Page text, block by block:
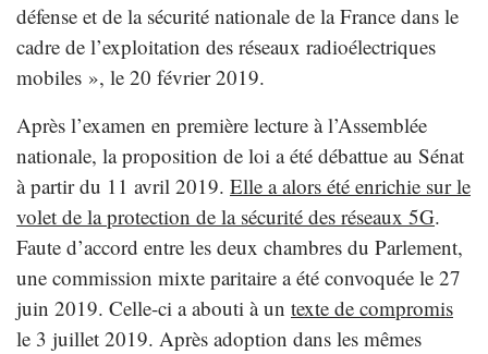
défense et de la sécurité nationale de la France dans le
cadre de l’exploitation des réseaux radioélectriques
mobiles », le 20 février 2019.
Après l’examen en première lecture à l’Assemblée
nationale, la proposition de loi a été débattue au Sénat
à partir du 11 avril 2019. Elle a alors été enrichie sur le
volet de la protection de la sécurité des réseaux 5G.
Faute d’accord entre les deux chambres du Parlement,
une commission mixte paritaire a été convoquée le 27
juin 2019. Celle-ci a abouti à un texte de compromis
le 3 juillet 2019. Après adoption dans les mêmes